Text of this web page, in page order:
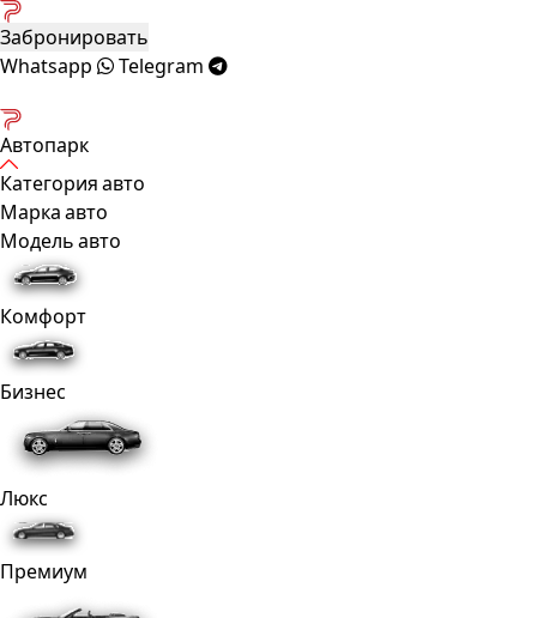
Забронировать
Whatsapp
Telegram
Автопарк
Категория авто
Марка авто
Модель авто
Комфорт
Бизнес
Люкс
Премиум